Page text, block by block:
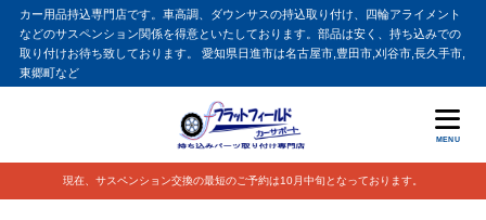
カー用品持込専門店です。車高調、ダウンサスの持込取り付け、四輪アライメント
などのサスペンション関係を得意といたしております。部品は安く、持ち込みでの
取り付けお待ち致しております。 愛知県日進市は名古屋市,豊田市,刈谷市,長久手市,
東郷町など
MENU
現在、サスペンション交換の最短のご予約は10月中旬となっております。